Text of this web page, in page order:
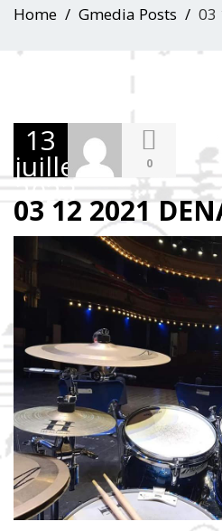
Home Gmedia Posts 03
13
juillet
2023
0
03 12 2021